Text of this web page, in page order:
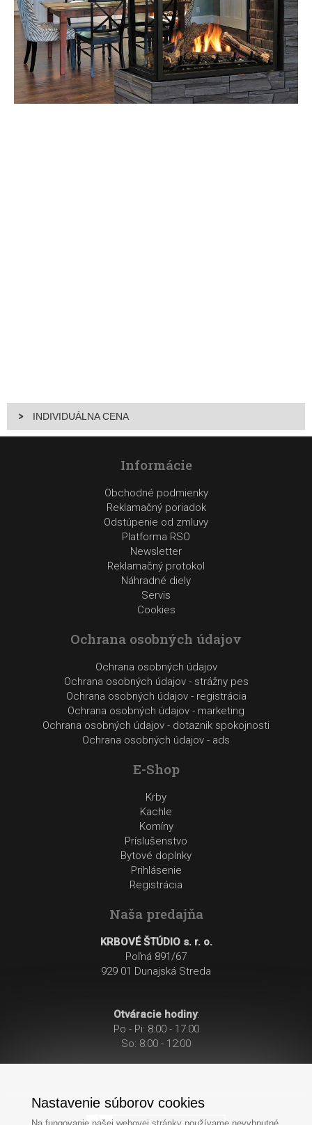
INDIVIDUÁLNA CENA
Informácie
Obchodné podmienky
Reklamačný poriadok
Odstúpenie od zmluvy
Platforma RSO
Newsletter
Reklamačný protokol
Náhradné diely
Servis
Cookies
Ochrana osobných údajov
Ochrana osobných údajov
Ochrana osobných údajov - strážny pes
Ochrana osobných údajov - registrácia
Ochrana osobných údajov - marketing
Ochrana osobných údajov - dotaznik spokojnosti
Ochrana osobných údajov - ads
E-Shop
Krby
Kachle
Komíny
Príslušenstvo
Bytové doplnky
Prihlásenie
Registrácia
Naša predajňa
KRBOVÉ ŠTÚDIO s. r. o.
Poľná 891/67
929 01 Dunajská Streda
Otváracie hodiny:
Po - Pi: 8:00 - 17:00
So: 8:00 - 12:00
Nastavenie súborov cookies